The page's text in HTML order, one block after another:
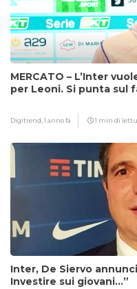
MERCATO – L’Inter
per Leoni. Si punta sul
Digitrend,1 anno fa 1 min di
Inter, De Siervo
Investire sui giovani…”